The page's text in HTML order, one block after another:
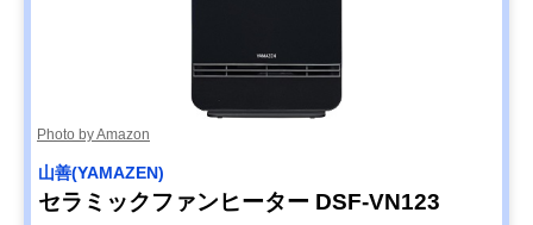
(Panasonic) デス
クヒーター DC-
PKD4
Amazonで見る
ファンヒーター
Photo by Amazon
山善(YAMAZEN)
セラミックファンヒーター DSF-VN123